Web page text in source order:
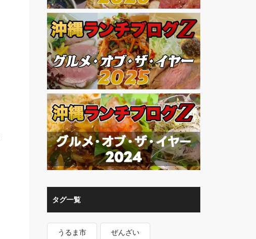
タグ一覧
うるま市 ぜんざい